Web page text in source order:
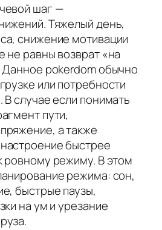
шаг —
Тяжелый день,
снижение мотивации
не равны возврат «на
Данное pokerdom обычно
или потребности
В случае если понимать
пути,
а также
быстрее
ровному режиму. В этом
режима: сон,
быстрые паузы,
на ум и урезание